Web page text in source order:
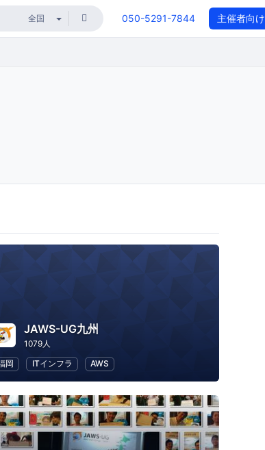
050-5291-7844 主催者向け
JAWS-UG九州
1079人
岡
ITインフラ AWS